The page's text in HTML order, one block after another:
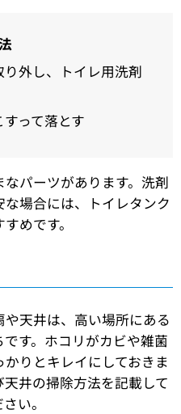
外し、トイレ用洗剤
って落とす
パーツがあります。洗剤
場合には、トイレタンク
めです。
天井は、高い場所にある
す。ホコリがカビや雑菌
りとキレイにしておきま
井の掃除方法を記載して
い。